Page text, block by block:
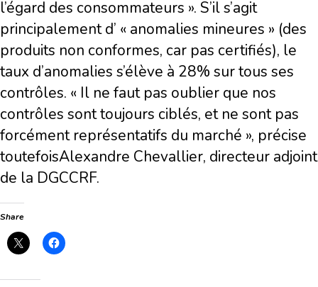
l’égard des consommateurs ». S’il s’agit
principalement d’ « anomalies mineures » (des
produits non conformes, car pas certifiés), le
taux d’anomalies s’élève à 28% sur tous ses
contrôles. « Il ne faut pas oublier que nos
contrôles sont toujours ciblés, et ne sont pas
forcément représentatifs du marché », précise
toutefoisAlexandre Chevallier, directeur adjoint
de la DGCCRF.
Share